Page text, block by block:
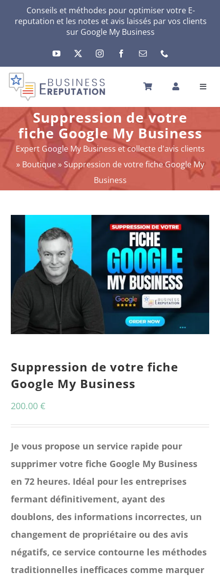
Conseils et méthodes pour optimiser votre E-
reputation et les notes et avis laissés par vos clients
sur Google My Business
ACCUEIL
VOTRE E-RÉPUTATION
VOTRE ACTIVITÉ
MES SERVICES
AUTRES SOLUTIONS
ACTU
CONTACT
mon compte
RECHERCHER:
Français
Suppression de votre
fiche Google My Business
Expert Google My Business et collecte d'avis clients
» Boutique» Suppression de votre fiche Google My
Business
Suppression de votre fiche
Google My Business
200.00€
Je vous propose un service rapide pour
supprimer votre fiche Google My Business
en 72 heures. Idéal pour les entreprises
fermant définitivement, ayant des
doublons, des informations incorrectes, un
changement de propriétaire ou des avis
négatifs, ce service contourne les méthodes
traditionnelles inefficaces comme marquer